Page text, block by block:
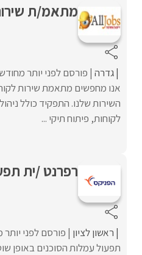
מתאמ/ת
גדרה פורסם לפני יותר
אנו מחפשים מתאמת שירות
השירות שלנו. התפקיד כולל
לקוחות, פיתוח תיקי ...
רפרנט /ית
ראשון לציון פורסם לפני יותר
תפעול עמלות הסוכנים באופן